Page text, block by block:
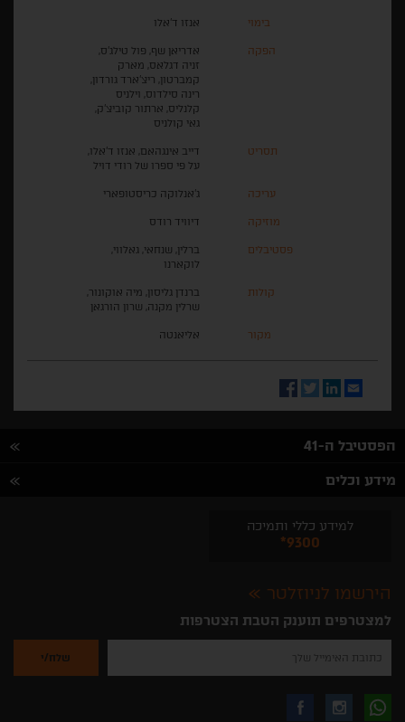
בימוי אנזו ד'אלו
הפקה
אדריאן שף, פול טילג'ס,
זניה דגלאס, מארק
קמברטון, ריצ'ארד גורדון,
רינה סילדוס, וילניס
קלנליס, ארתור קוביצ'ק,
גאי קולניס
תסריט
דייב אינגהאם, אנזו ד'אלו,
על פי ספרו של רודי דויל
עריכה ג'אנלוקה כריסטופארי
מוזיקה דיוויד רודס
פסטיבלים
ברלין, שנחאי, גאלווי,
לוקארנו
קולות
ברנדן גליסון, מיה אוקונור,
שרלין מקנה, שרון הורגאן
מקור אליאנטה
Email
LinkedIn
Twitter
Facebook
הפסטיבל ה-41
מידע וכלים
למידע כללי ותמיכה
*9300
הירשמו לניוזלטר
למצטרפים תוענק הטבת הצטרפות
להזין
שלך
לקבלת עקבו